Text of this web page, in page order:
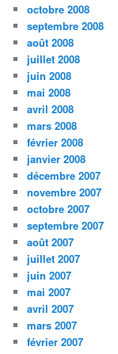
octobre 2008
septembre 2008
août 2008
juillet 2008
juin 2008
mai 2008
avril 2008
mars 2008
février 2008
janvier 2008
décembre 2007
novembre 2007
octobre 2007
septembre 2007
août 2007
juillet 2007
juin 2007
mai 2007
avril 2007
mars 2007
février 2007